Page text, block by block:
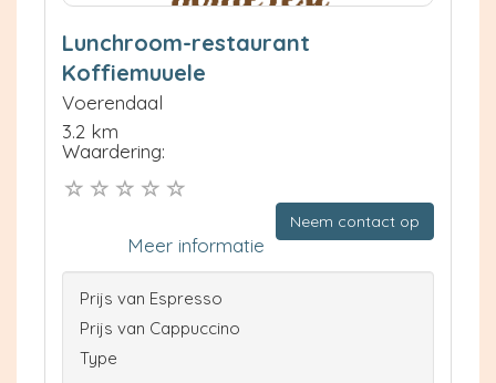
Lunchroom-restaurant
Koffiemuuele
Voerendaal
3.2 km
Waardering:
Neem contact op
Meer informatie
Prijs van Espresso
Prijs van Cappuccino
Type